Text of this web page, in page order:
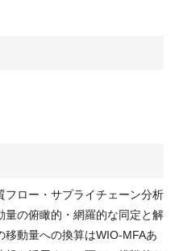
ロー・サプライチェーン分析
量の俯瞰的・網羅的な同定と解
動量への換算はWIO-MFAあ